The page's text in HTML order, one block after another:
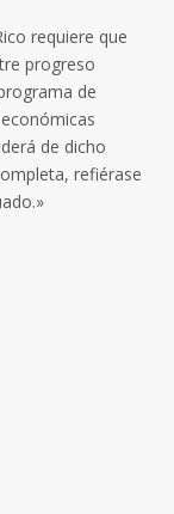
requiere que
progreso
de
de dicho
refiérase